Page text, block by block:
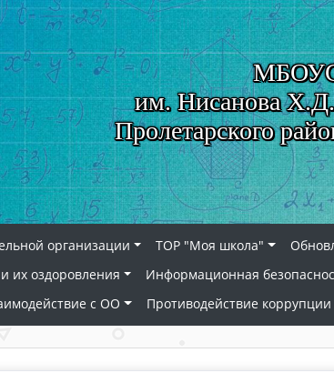
им. Нисанова Х.Д.
Пролетарского
организации ТОР "Моя школа"
их оздоровления
Информационная
с ОО Противодействие коррупции